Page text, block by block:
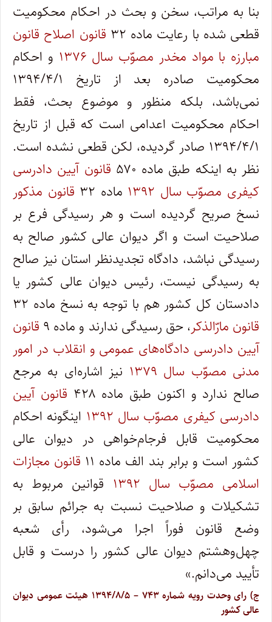
بنا به مراتب، سخن و بحث در احکام محکومیت
قطعی شده با رعایت ماده ۳۲
قانون اصلاح قانون
مبارزه با مواد مخدر مصوّب سال ۱۳۷۶
و احکام
محکومیت صادره بعد از تاریخ ۱۳۹۴/۴/۱
نمی‌باشد، بلکه منظور و موضوع بحث، فقط
احکام محکومیت اعدامی است که قبل از تاریخ
۱۳۹۴/۴/۱ صادر گردیده، لکن قطعی نشده است.
نظر به اینکه طبق ماده ۵۷۰
قانون آیین دادرسی
کیفری مصوّب سال ۱۳۹۲
ماده ۳۲
قانون مذکور
نسخ صریح گردیده است و هر رسیدگی فرع بر
صلاحیت است و اگر دیوان عالی کشور صالح به
رسیدگی نباشد، دادگاه تجدیدنظر استان نیز صالح
به رسیدگی نیست، رئیس دیوان عالی کشور یا
دادستان کل کشور هم با توجه به نسخ ماده ۳۲
قانون مارّالذکر، حق رسیدگی ندارند و ماده ۹
قانون
آیین دادرسی دادگاه‌های عمومی و انقلاب در امور
مدنی مصوّب سال ۱۳۷۹
نیز اشاره‌ای به مرجع
صالح ندارد و اکنون طبق ماده ۴۲۸
قانون آیین
دادرسی کیفری مصوّب سال ۱۳۹۲
اینگونه احکام
محکومیت قابل فرجام‌خواهی در دیوان عالی
کشور است و برابر بند الف ماده ۱۱
قانون مجازات
اسلامی مصوّب سال ۱۳۹۲
قوانین مربوط به
تشکیلات و صلاحیت نسبت به جرائم سابق بر
وضع قانون فوراً اجرا می‌شود، رأی شعبه
چهل‌وهشتم دیوان عالی کشور را درست و قابل
تأیید می‌دانم.»
ج)
رای وحدت‌ رویه شماره ۷۴۳ – ۱۳۹۴/۸/۵ هیئت‌ عمومی دیوان
‌عالی ‌کشور